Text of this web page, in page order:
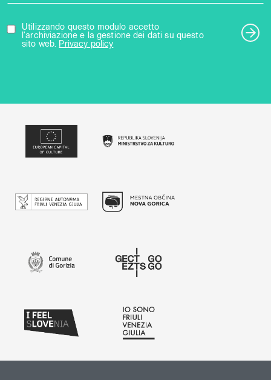
Utilizzando questo modulo accetto
l'archiviazione e la gestione dei dati su questo
sito web. Privacy policy